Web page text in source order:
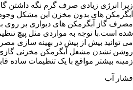
زیرا انرژی زیادی صرف گرم نگه داشتن
آبگرمکن های بدون مخزن این مشکل وجود
مصرف گاز آبگرمکن های دیواری بر
شده است.با توجه به مواردی مثل پیچ
می توانید بیش از پیش در بهینه سازی
روشن نشدن مشعل آبگرمکن مخزنی گازی
زمینه بیشتر مواقع با یک تنظیمات
فشار آب